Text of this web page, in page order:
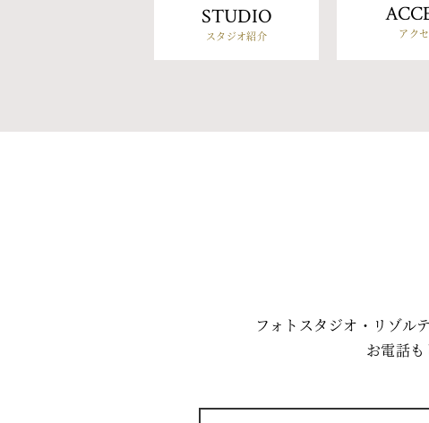
STUDIO
スタジオ紹介 アク
フォトスタジオ・リゾル
お電話